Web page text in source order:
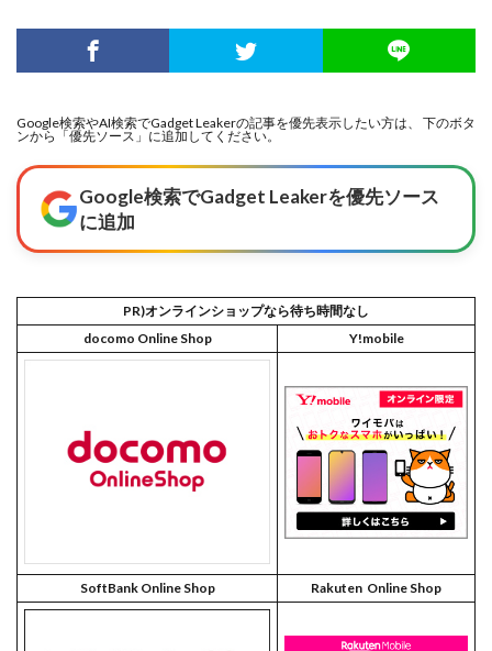
Google検索やAI検索でGadget Leakerの記事を優先表示したい方は、 下のボタ
ンから「優先ソース」に追加してください。
Google検索でGadget Leakerを優先ソース
に追加
PR)オンラインショップなら待ち時間なし
docomo Online Shop
Y!mobile
SoftBank Online Shop Rakuten Online Shop